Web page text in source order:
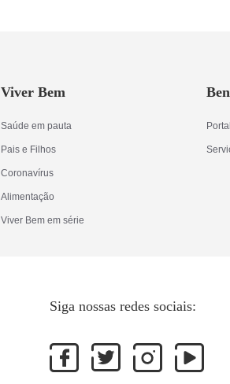
Viver Bem
Saúde em pauta
Pais e Filhos
Coronavírus
Alimentação
Viver Bem em série
Siga nossas redes sociais: